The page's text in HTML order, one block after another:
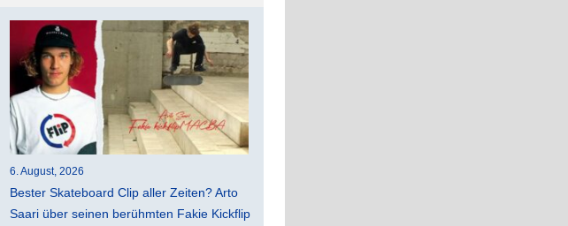
6. August, 2026
Bester Skateboard Clip aller Zeiten? Arto
Saari über seinen berühmten Fakie Kickflip